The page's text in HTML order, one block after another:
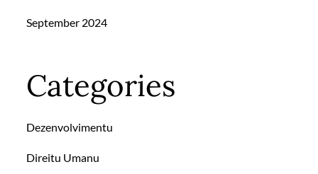
September 2024
Categories
Dezenvolvimentu
Direitu Umanu